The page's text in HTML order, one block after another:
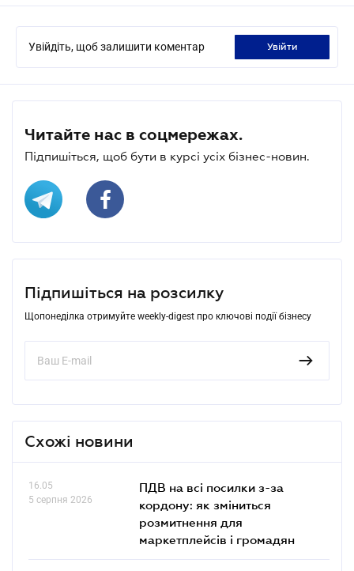
Увійдіть, щоб залишити коментар увійти
Читайте нас в соцмережах.
Підпишіться, щоб бути в курсі усіх бізнес-новин.
Підпишіться на розсилку
Щопонеділка отримуйте weekly-digest про ключові події бізнесу
Схожі новини
16.05
5 серпня 2026
ПДВ на всі посилки з-за
кордону: як зміниться
розмитнення для
маркетплейсів і громадян